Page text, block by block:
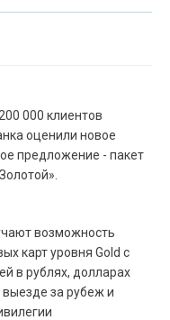
000 клиентов
оценили новое
предложение - пакет
возможность
карт уровня Gold с
в рублях, долларах
за рубеж и